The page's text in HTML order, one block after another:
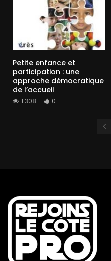
Petite enfance et
participation : une
approche démocratique
de l’accueil
1 308 0